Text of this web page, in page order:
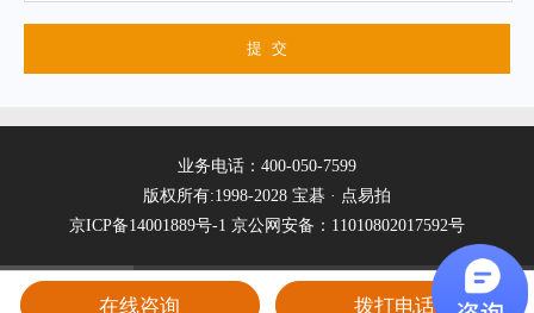
业务电话：400-050-7599
版权所有:1998-2028 宝碁 · 点易拍
京ICP备14001889号-1 京公网安备：11010802017592号
在线咨询 拨打电话